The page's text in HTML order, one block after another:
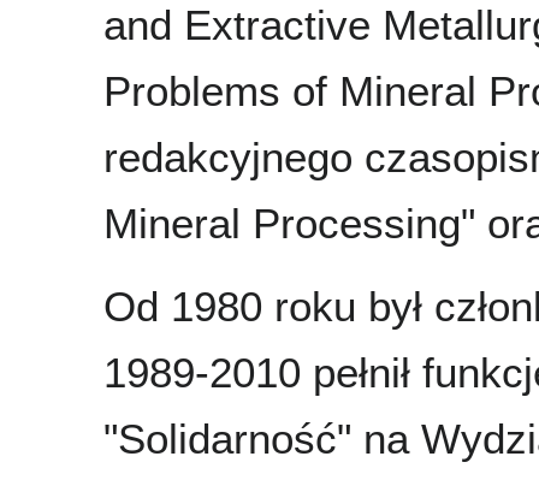
and Extractive
Problems of Mineral
redakcyjnego
Mineral Processing"
Od 1980 roku był
1989-2010 pełnił
"Solidarność" na